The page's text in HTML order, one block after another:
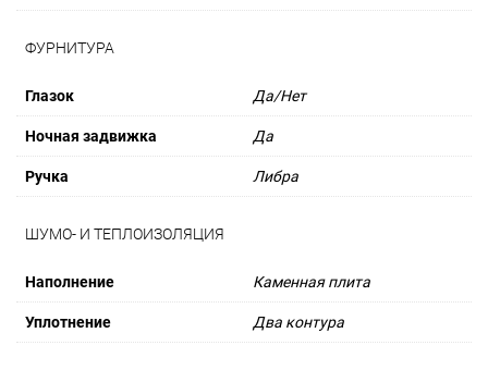
ФУРНИТУРА
Глазок Да/Нет
Ночная задвижка Да
Ручка Либра
ШУМО- И ТЕПЛОИЗОЛЯЦИЯ
Наполнение Каменная плита
Уплотнение Два контура